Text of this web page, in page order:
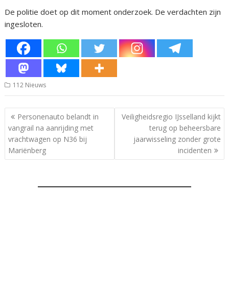
De politie doet op dit moment onderzoek. De verdachten zijn
ingesloten.
112 Nieuws
Bericht
navigatie
Personenauto belandt in
vangrail na aanrijding met
vrachtwagen op N36 bij
Mariënberg
Veiligheidsregio IJsselland kijkt
terug op beheersbare
jaarwisseling zonder grote
incidenten